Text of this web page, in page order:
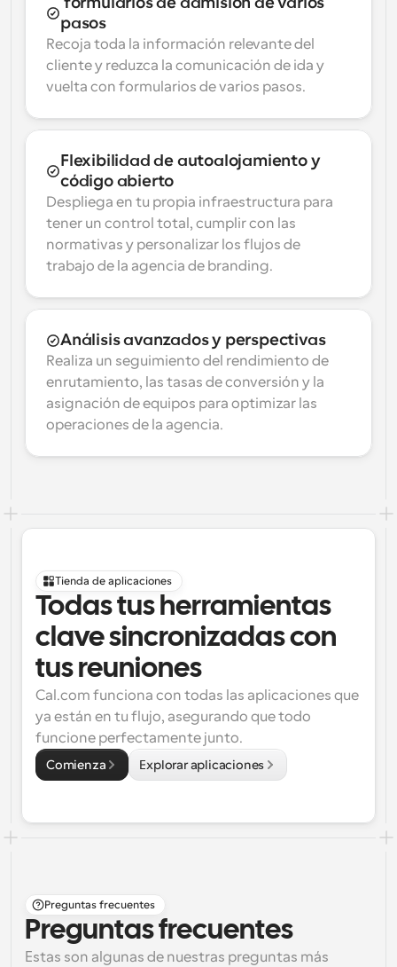
pasos
Recoja toda la información relevante del
cliente y reduzca la comunicación de ida y
vuelta con formularios de varios pasos.
Flexibilidad de autoalojamiento y
código abierto
Despliega en tu propia infraestructura para
tener un control total, cumplir con las
normativas y personalizar los flujos de
trabajo de la agencia de branding.
Análisis avanzados y perspectivas
Realiza un seguimiento del rendimiento de
enrutamiento, las tasas de conversión y la
asignación de equipos para optimizar las
operaciones de la agencia.
Tienda de aplicaciones
Todas tus herramientas
clave sincronizadas con
tus reuniones
Cal.com funciona con todas las aplicaciones que
ya están en tu flujo, asegurando que todo
funcione perfectamente junto.
Comienza Explorar aplicaciones
Preguntas frecuentes
Preguntas frecuentes
Estas son algunas de nuestras preguntas más